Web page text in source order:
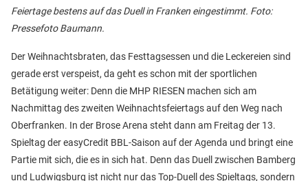
Feiertage bestens auf das Duell in Franken eingestimmt. Foto:
Pressefoto Baumann.
Der Weihnachtsbraten, das Festtagsessen und die Leckereien sind
gerade erst verspeist, da geht es schon mit der sportlichen
Betätigung weiter: Denn die MHP RIESEN machen sich am
Nachmittag des zweiten Weihnachtsfeiertags auf den Weg nach
Oberfranken. In der Brose Arena steht dann am Freitag der 13.
Spieltag der easyCredit BBL-Saison auf der Agenda und bringt eine
Partie mit sich, die es in sich hat. Denn das Duell zwischen Bamberg
und Ludwigsburg ist nicht nur das Top-Duell des Spieltags, sondern